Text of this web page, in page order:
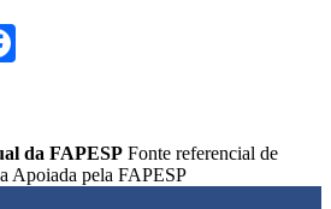
da FAPESP Fonte referencial de
Apoiada pela FAPESP